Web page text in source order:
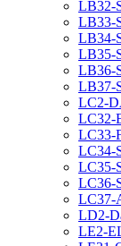
LB32-
LB33-
LB34-
LB35-
LB36-
LB37-
LC2-
LC32-
LC33-
LC34-
LC35-
LC36-
LC37-
LD2-
LE2-